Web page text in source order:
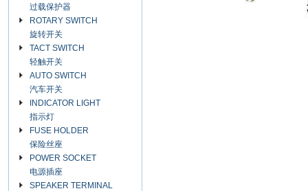
过载保护器
ROTARY SWITCH
旋转开关
TACT SWITCH
轻触开关
AUTO SWITCH
汽车开关
INDICATOR LIGHT
指示灯
FUSE HOLDER
保险丝座
POWER SOCKET
电源插座
SPEAKER TERMINAL